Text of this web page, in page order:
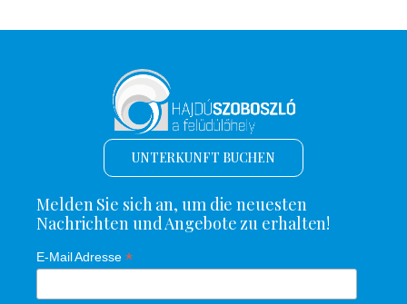
UNTERKUNFT BUCHEN
Melden Sie sich an, um die neuesten
Nachrichten und Angebote zu erhalten!
E-Mail Adresse *